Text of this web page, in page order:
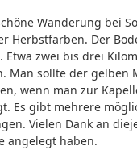
Wanderung bei
Herbstfarben. Der
Etwa zwei bis drei
Man sollte der gelben
wenn man zur
Es gibt mehrere
Vielen Dank an
angelegt haben.